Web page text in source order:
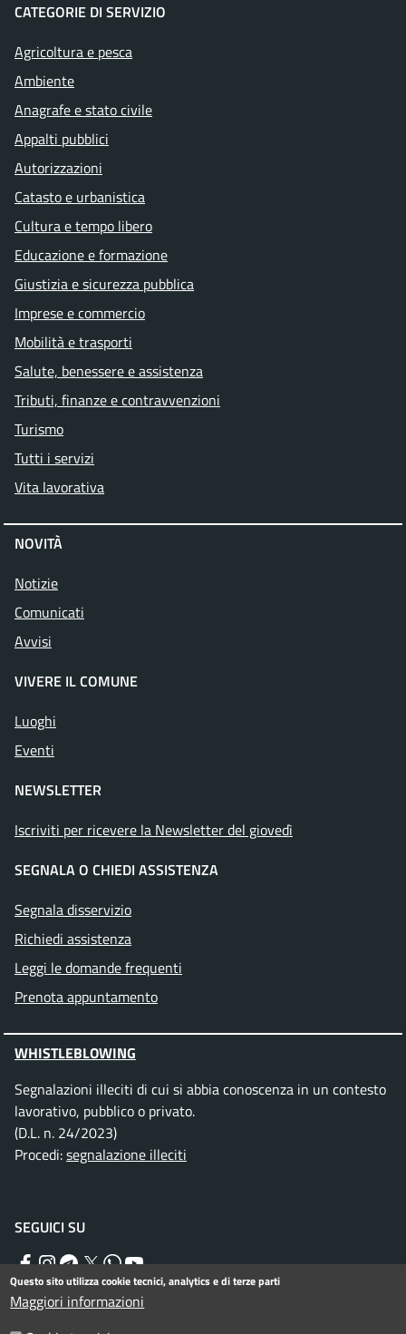
CATEGORIE DI SERVIZIO
Agricoltura e pesca
Ambiente
Anagrafe e stato civile
Appalti pubblici
Autorizzazioni
Catasto e urbanistica
Cultura e tempo libero
Educazione e formazione
Giustizia e sicurezza pubblica
Imprese e commercio
Mobilità e trasporti
Salute, benessere e assistenza
Tributi, finanze e contravvenzioni
Turismo
Tutti i servizi
Vita lavorativa
NOVITÀ
Notizie
Comunicati
Avvisi
VIVERE IL COMUNE
Luoghi
Eventi
NEWSLETTER
Iscriviti per ricevere la Newsletter del giovedì
SEGNALA O CHIEDI ASSISTENZA
Segnala disservizio
Richiedi assistenza
Leggi le domande frequenti
Prenota appuntamento
WHISTLEBLOWING
Segnalazioni illeciti di cui si abbia conoscenza in un contesto
lavorativo, pubblico o privato.
(D.L. n. 24/2023)
Procedi:segnalazione illeciti
SEGUICI SU
Facebook
Instagram
Telegram
TwitterWhatsApp
YouTube
Questo sito utilizza cookie tecnici, analytics e di terze parti
Maggiori informazioni